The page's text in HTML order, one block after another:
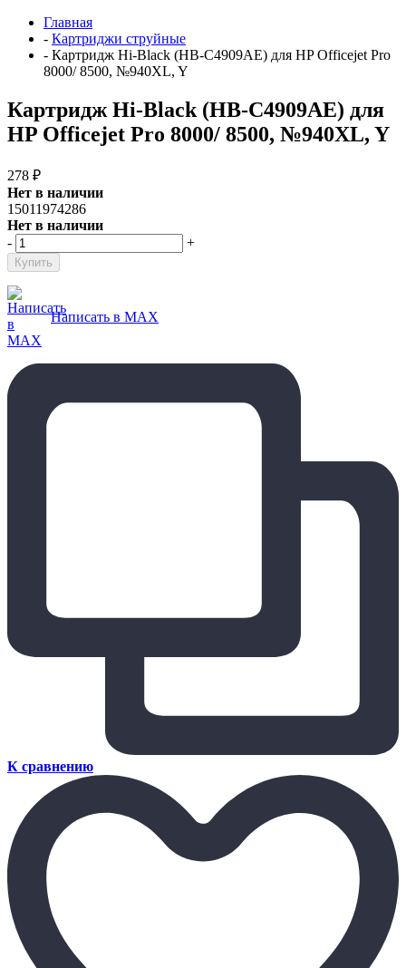
Главная
- Картриджи струйные
- Картридж Hi-Black (HB-C4909AE) для HP Officejet Pro
8000/ 8500, №940XL, Y
Картридж Hi-Black (HB-C4909AE) для
HP Officejet Pro 8000/ 8500, №940XL, Y
278 ₽
Нет в наличии
15011974286
Нет в наличии
-
+
Написать в MAX
К сравнению